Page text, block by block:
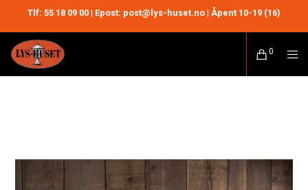
Tlf: 55 18 09 00 | Epost: post@lys-huset.no | Åpent 10-19 (16)
0